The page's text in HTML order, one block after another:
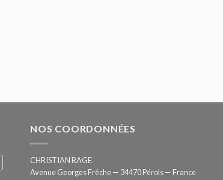
NOS COORDONNÉES
CHRISTIAN RAGE
Avenue Georges Frêche — 34470 Pérols — France